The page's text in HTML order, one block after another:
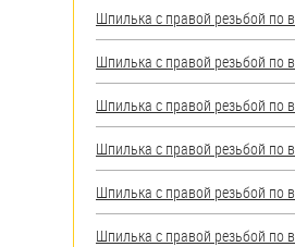
Шпилька с правой резьбой по
Шпилька с правой резьбой по
Шпилька с правой резьбой по
Шпилька с правой резьбой по
Шпилька с правой резьбой по
Шпилька с правой резьбой по